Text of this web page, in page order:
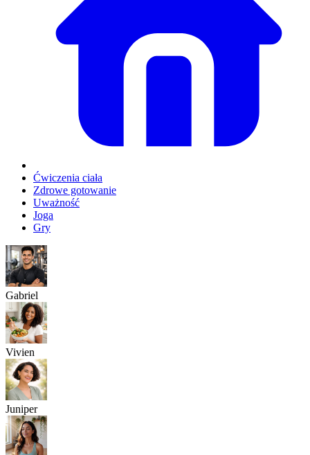
Ćwiczenia ciała
Zdrowe gotowanie
Uważność
Joga
Gry
Gabriel
Vivien
Juniper